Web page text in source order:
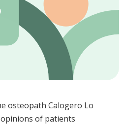
osteopath Calogero Lo
of patients